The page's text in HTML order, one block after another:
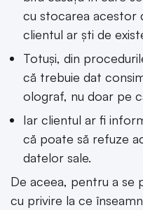
cu stocarea acestor
clientul ar ști de
Totuși, din
că trebuie dat
olograf, nu doar pe
Iar clientul ar fi
că poate să refuze
datelor sale.
De aceea, pentru a se
cu privire la ce